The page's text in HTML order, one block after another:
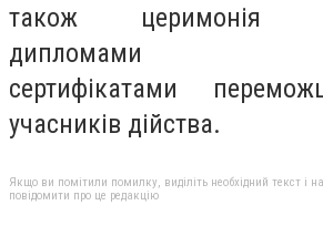
також церимонія
сертифікатами
учасників дійства.
Якщо ви помітили помилку, виділіть необхідний текст і
повідомити про це редакцію